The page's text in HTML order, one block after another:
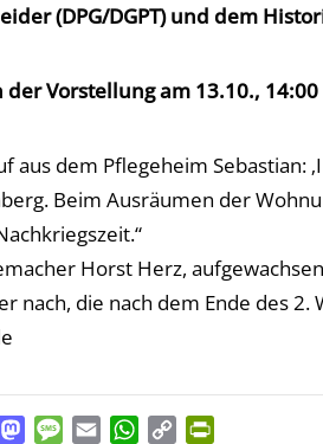
(DPG/DGPT) und dem
der Vorstellung am 13.10.,
aus dem Pflegeheim Sebastian:
Beim Ausräumen der
Horst Herz,
nach, die nach dem Ende des
FacebookMastodon
Message
Email WhatsApp
Copy